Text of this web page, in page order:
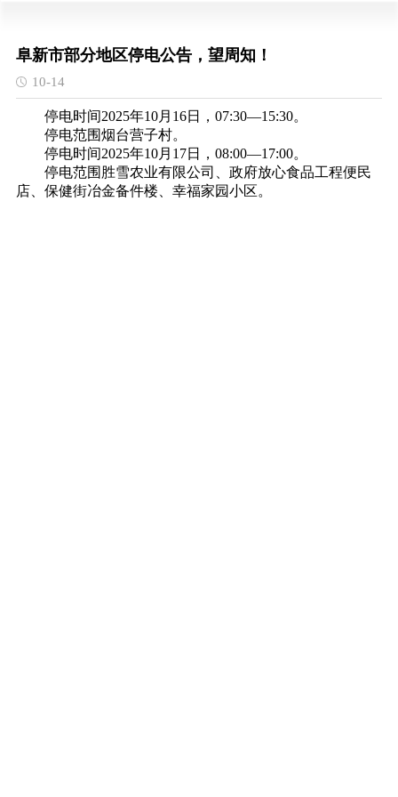
阜新市部分地区停电公告，望周知！
10-14
停电时间2025年10月16日，07:30—15:30。
停电范围烟台营子村。
停电时间2025年10月17日，08:00—17:00。
停电范围胜雪农业有限公司、政府放心食品工程便民
店、保健街冶金备件楼、幸福家园小区。